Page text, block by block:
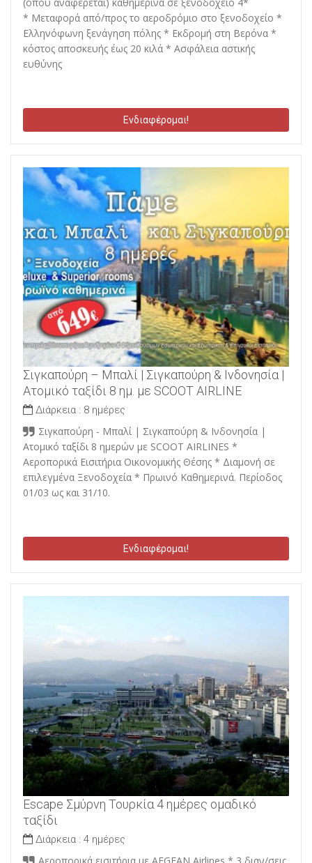
* Μεταφορά από/προς το αεροδρόμιο στο ξενοδοχείο *
Ελληνόφωνη ξενάγηση πόλης * Εκδρομή στη Βερόνα *
κόστος αποσκευής έως 20 κιλά * Ασφάλεια αστικής
ευθύνης
Ενδιαφέρομαι!
Σιγκαπούρη – Μπαλί | Σιγκαπούρη & Ινδονησία |
Ατομικό ταξίδι 8 ημ. με SCOOT AIRLINE
Διάρκεια : 8 ημέρες
Σιγκαπούρη - Μπαλί | Σιγκαπούρη & Ινδονησία |
Ατομικό ταξίδι 8 ημερών με SCOOT AIRLINES *
Αεροπορικά Εισιτήρια Οικονομικής Θέσης * Διαμονή σε
επιλεγμένα Ξενοδοχεία * Πρωινό Καθημερινά. Περίοδος
01/03 ως και 31/10.
Ενδιαφέρομαι!
Escape Σμύρνη Τουρκία 4 ημέρες ομαδικό
ταξίδι
Διάρκεια : 4 ημέρες
Αεροπορικά εισιτήρια με AEGEAN Airlines * 3 διαν/σεις